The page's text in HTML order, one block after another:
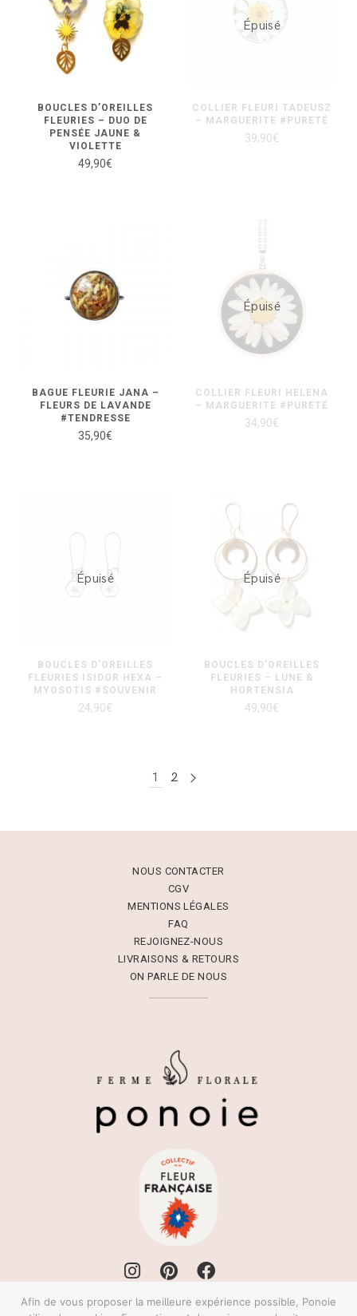
BOUCLES D’OREILLES
FLEURIES – DUO DE
PENSÉE JAUNE &
VIOLETTE
49,90€
COLLIER FLEURI TADEUSZ
– MARGUERITE #PURETÉ
39,90€
Épuisé
BAGUE FLEURIE JANA –
FLEURS DE LAVANDE
#TENDRESSE
35,90€
COLLIER FLEURI HELENA
– MARGUERITE #PURETÉ
34,90€
Épuisé
BOUCLES D’OREILLES
FLEURIES ISIDOR HEXA –
MYOSOTIS #SOUVENIR
24,90€
Épuisé
BOUCLES D’OREILLES
FLEURIES – LUNE &
HORTENSIA
49,90€
Épuisé
1 2
NOUS CONTACTER
CGV
MENTIONS LÉGALES
FAQ
REJOIGNEZ-NOUS
LIVRAISONS & RETOURS
ON PARLE DE NOUS
Afin de vous proposer la meilleure expérience possible, Ponoie